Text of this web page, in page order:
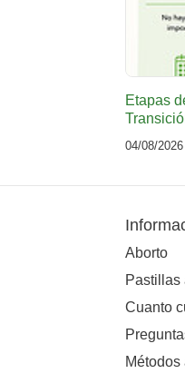
Etapas
04/08/2026
Aborto
Pastillas
Cuanto